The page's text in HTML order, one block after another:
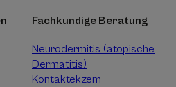
Fachkundige Beratung
Neurodermitis (atopische
Dermatitis)
Kontaktekzem